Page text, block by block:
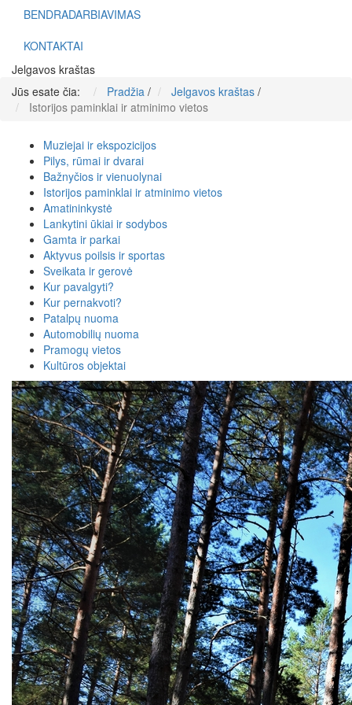
BENDRADARBIAVIMAS
KONTAKTAI
Jelgavos kraštas
Jūs esate čia:
Pradžia / Jelgavos kraštas /
Istorijos paminklai ir atminimo vietos
Muziejai ir ekspozicijos
Pilys, rūmai ir dvarai
Bažnyčios ir vienuolynai
Istorijos paminklai ir atminimo vietos
Amatininkystė
Lankytini ūkiai ir sodybos
Gamta ir parkai
Aktyvus poilsis ir sportas
Sveikata ir gerovė
Kur pavalgyti?
Kur pernakvoti?
Patalpų nuoma
Automobilių nuoma
Pramogų vietos
Kultūros objektai